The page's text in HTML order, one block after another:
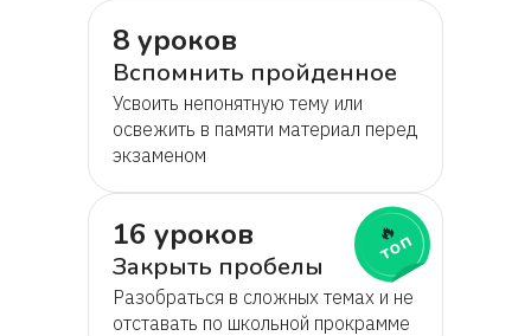
8 уроков
Вспомнить пройденное
Усвоить непонятную тему или
освежить в памяти материал перед
экзаменом
16 уроков
Закрыть пробелы
Разобраться в сложных темах и не
отставать по школьной прокрамме
🔥
топ